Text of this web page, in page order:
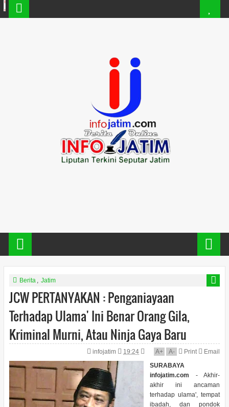
Berita , Jatim
JCW PERTANYAKAN : Penganiayaan
Terhadap Ulama' Ini Benar Orang Gila,
Kriminal Murni, Atau Ninja Gaya Baru
infojatim 19:24 A+ A- Print
Email
SURABAYA
infojatim.com - Akhir-
akhir ini ancaman
terhadap ulama', tempat
ibadah, dan pondok